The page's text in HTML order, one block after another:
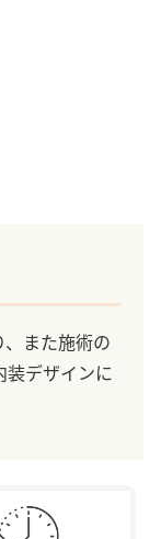
また施術の
装デザインに